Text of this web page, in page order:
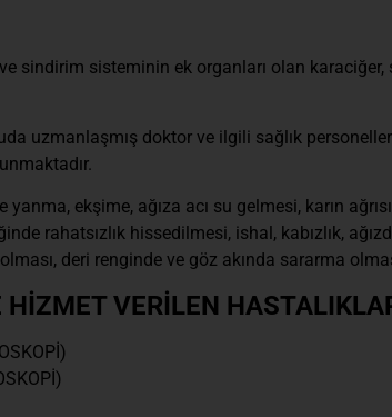
sindirim sisteminin ek organları olan
uzmanlaşmış doktor ve ilgili sağlık
ekşime, ağıza acı su gelmesi, karın
rahatsızlık hissedilmesi, ishal, kabızlık,
deri renginde ve göz akında sararma
VERİLEN